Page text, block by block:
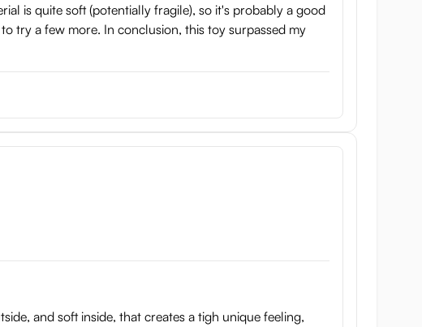
is quite soft (potentially fragile), so it's probably a good
try a few more. In conclusion, this toy surpassed my
and soft inside, that creates a tigh unique feeling,